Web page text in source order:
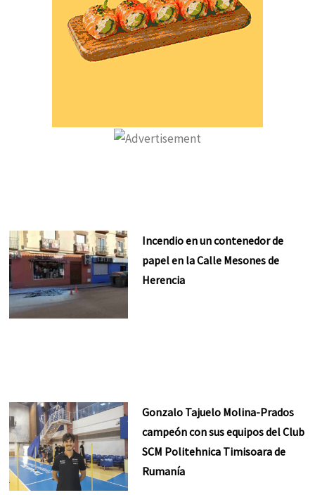
Incendio en un contenedor de
papel en la Calle Mesones de
Herencia
Gonzalo Tajuelo Molina-Prados
campeón con sus equipos del Club
SCM Politehnica Timisoara de
Rumanía